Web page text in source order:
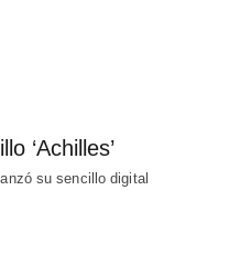
‘Achilles’
su sencillo digital